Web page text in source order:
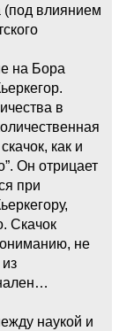
(под влиянием
на Бора
в
как и
Он отрицает
при
Скачок
не
наукой и